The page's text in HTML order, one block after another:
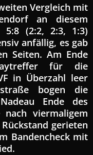
Vergleich mit
an diesem
5:8 (2:2, 2:3, 1:3)
anfällig, es gab
Seiten. Am Ende
für die
in Überzahl leer
bogen die
Ende des
viermaligem
gerieten
Bandencheck mit